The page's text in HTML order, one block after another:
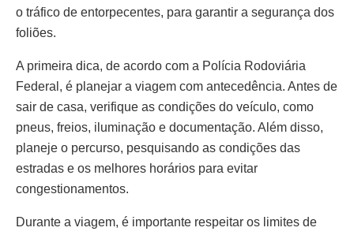
o tráfico de entorpecentes, para garantir a segurança dos
foliões.
A primeira dica, de acordo com a Polícia Rodoviária
Federal, é planejar a viagem com antecedência. Antes de
sair de casa, verifique as condições do veículo, como
pneus, freios, iluminação e documentação. Além disso,
planeje o percurso, pesquisando as condições das
estradas e os melhores horários para evitar
congestionamentos.
Durante a viagem, é importante respeitar os limites de